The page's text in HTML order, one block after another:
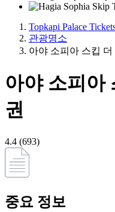
Topkapi Palace
관광명소
아야 소피아 스킵 더
아야 소피아
권
4.4 (693)
중요 정보